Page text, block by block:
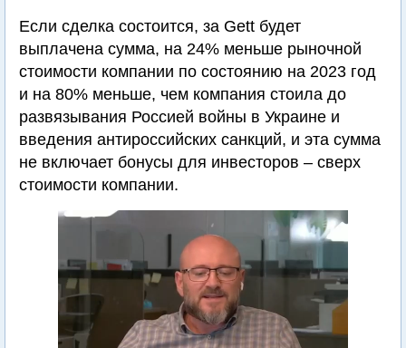
Если сделка состоится, за Gett будет
выплачена сумма, на 24% меньше рыночной
стоимости компании по состоянию на 2023 год
и на 80% меньше, чем компания стоила до
развязывания Россией войны в Украине и
введения антироссийских санкций, и эта сумма
не включает бонусы для инвесторов – сверх
стоимости компании.